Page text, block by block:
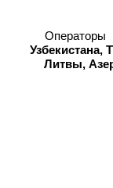
Операторы
Узбекистана,
Литвы,